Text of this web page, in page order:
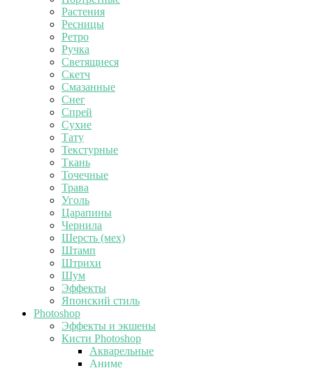
Растения
Ресницы
Ретро
Ручка
Светящиеся
Скетч
Смазанные
Снег
Спрей
Сухие
Тату
Текстурные
Ткань
Точечные
Трава
Уголь
Царапины
Чернила
Шерсть (мех)
Штамп
Штрихи
Шум
Эффекты
Японский стиль
Photoshop
Эффекты и экшены
Кисти Photoshop
Акварельные
Аниме